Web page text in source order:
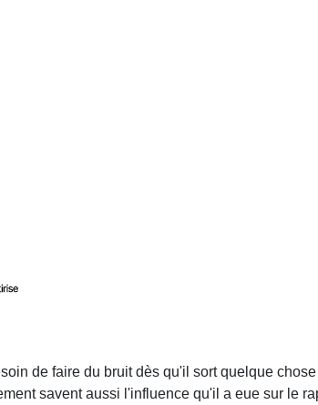
de faire du bruit dès qu'il sort quelque
savent aussi l'influence qu'il a eue sur le